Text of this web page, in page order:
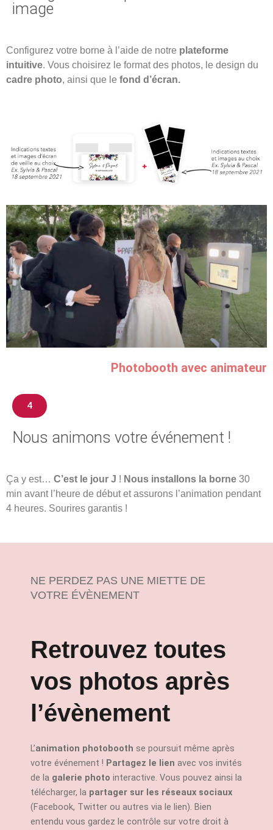
image
Configurez votre borne à l’aide de notre plateforme
intuitive. Vous choisirez le format des photos, le design du
cadre photo, ainsi que le fond d’écran.
Photobooth avec animateur
4
Nous animons votre événement !
Ça y est… C’est le jour J ! Nous installons la borne 30
min avant l’heure de début et assurons l’animation pendant
4 heures. Sourires garantis !
NE PERDEZ PAS UNE MIETTE DE
VOTRE ÉVÈNEMENT
Retrouvez toutes
vos photos après
l’évènement
L’animation photobooth se poursuit même après
votre événement ! Partagez le lien avec vos invités
de la galerie photo interactive. Vous pouvez ainsi la
télécharger, la partager sur les réseaux sociaux
(Facebook, Twitter ou autres via le lien). Bien
entendu vous gardez le contrôle sur votre droit à